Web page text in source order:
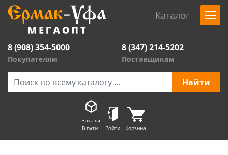
Каталог
8 (908) 354-5000
Покупателям
8 (347) 214-5202
Поставщикам
Заказы
В пути
Войти Корзина